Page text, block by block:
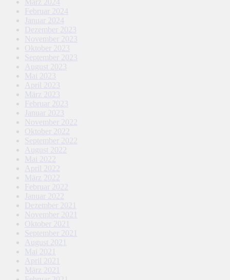
Februar 2024
Januar 2024
Dezember 2023
November 2023
Oktober 2023
September 2023
August 2023
Mai 2023
April 2023
März 2023
Februar 2023
Januar 2023
November 2022
Oktober 2022
September 2022
August 2022
Mai 2022
April 2022
März 2022
Februar 2022
Januar 2022
Dezember 2021
November 2021
Oktober 2021
September 2021
August 2021
Mai 2021
April 2021
März 2021